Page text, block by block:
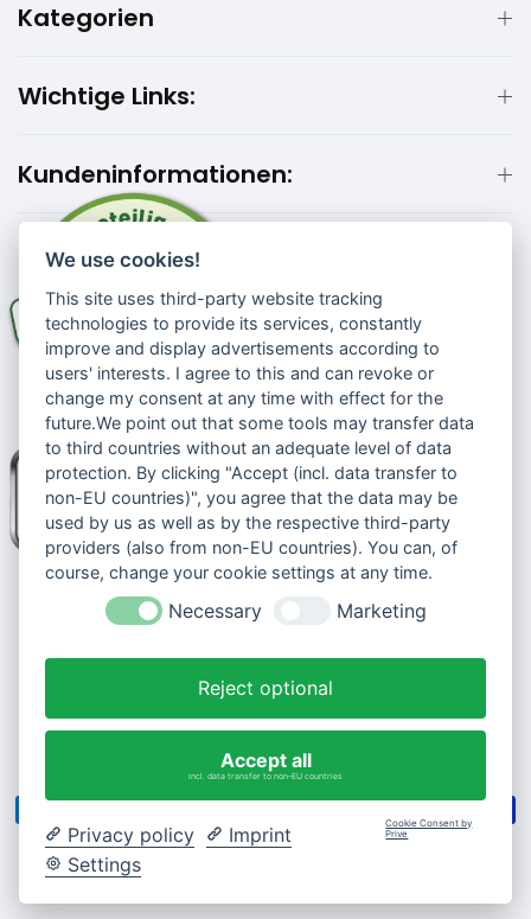
Kategorien
Wichtige Links:
Kundeninformationen:
Cookie-Einstellungen ändern
We use cookies!
This site uses third-party website tracking
technologies to provide its services, constantly
improve and display advertisements according to
users' interests. I agree to this and can revoke or
change my consent at any time with effect for the
future.We point out that some tools may transfer data
to third countries without an adequate level of data
protection. By clicking "Accept (incl. data transfer to
non-EU countries)", you agree that the data may be
used by us as well as by the respective third-party
providers (also from non-EU countries). You can, of
course, change your cookie settings at any time.
Necessary Marketing
Reject optional
Accept all
incl. data transfer to non-EU countries
Privacy policy
Imprint
Settings
Cookie Consent by
Prive